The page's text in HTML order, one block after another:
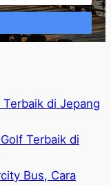
Terbaik di Jepang
Terbaik di
Bus, Cara